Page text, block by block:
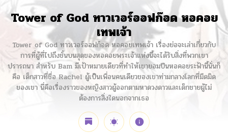
Tower of God ทาวเวอร์ออฟก๊อด หอคอย
เทพเจ้า
Tower of God ทาวเวอร์ออฟก๊อด หอคอยเทพเจ้า เรื่องย่อจะเล่าเกี่ยวกับ
การที่ผู้ที่ไปถึงชั้นบนสุดของหอคอยพระเจ้าแห่งนี้จะได้รับสิ่งที่พวกเขา
ปรารถนา สำหรับ Bam มีเป้าหมายเดียวที่ทำให้เขายอมปีนหอคอยระฟ้านี้นั่นก็
คือ เด็กสาวที่ชื่อ Rachel ผู้เป็นเพื่อนคนเดียวของเขาท่ามกลางโลกที่มืดมิด
ของเขา นี่คือเรื่องราวของหญิงสาวผู้ออกตามหาดวงดาวและเด็กชายผู้ไม่
ต้องการสิ่งใดนอกจากเธอ